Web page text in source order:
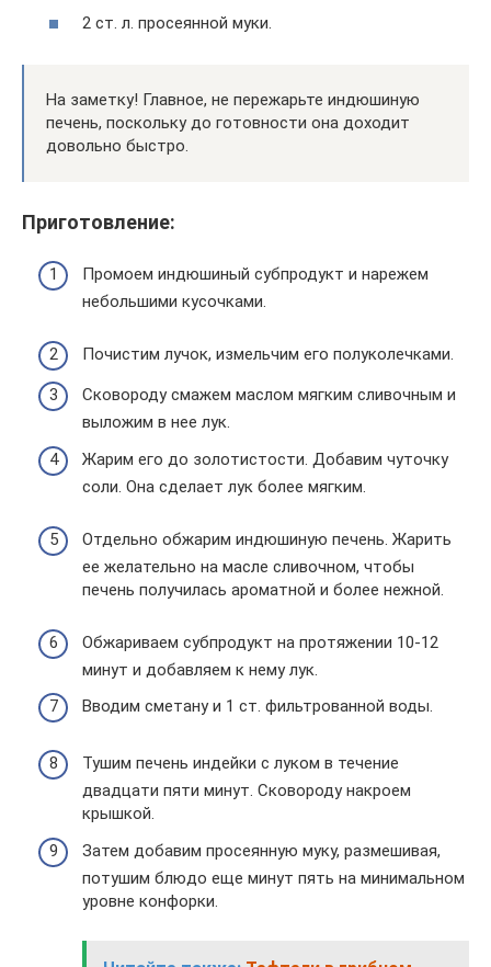
2 ст. л. просеянной муки.
На заметку! Главное, не пережарьте индюшиную
печень, поскольку до готовности она доходит
довольно быстро.
Приготовление:
Промоем индюшиный субпродукт и нарежем
небольшими кусочками.
Почистим лучок, измельчим его полуколечками.
Сковороду смажем маслом мягким сливочным и
выложим в нее лук.
Жарим его до золотистости. Добавим чуточку
соли. Она сделает лук более мягким.
Отдельно обжарим индюшиную печень. Жарить
ее желательно на масле сливочном, чтобы
печень получилась ароматной и более нежной.
Обжариваем субпродукт на протяжении 10-12
минут и добавляем к нему лук.
Вводим сметану и 1 ст. фильтрованной воды.
Тушим печень индейки с луком в течение
двадцати пяти минут. Сковороду накроем
крышкой.
Затем добавим просеянную муку, размешивая,
потушим блюдо еще минут пять на минимальном
уровне конфорки.